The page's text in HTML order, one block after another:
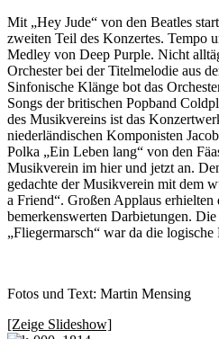
Mit „Hey Jude“ von den Beatles
zweiten Teil des Konzertes. Tempo
Medley von Deep Purple. Nicht
Orchester bei der Titelmelodie aus
Sinfonische Klänge bot das
Songs der britischen Popband
des Musikvereins ist das
niederländischen Komponisten
Polka „Ein Leben lang“ von den
Musikverein im hier und jetzt an.
gedachte der Musikverein mit dem
a Friend“. Großen Applaus
bemerkenswerten Darbietungen.
„Fliegermarsch“ war da die logische
Fotos und Text: Martin Mensing
[Zeige Slideshow]